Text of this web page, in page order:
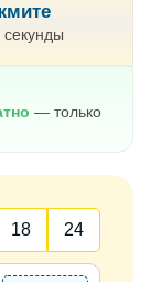
секунды
— только
18 24